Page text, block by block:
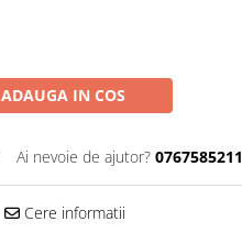
ADAUGA IN COS
Ai nevoie de ajutor? 0767585211
Cere informatii